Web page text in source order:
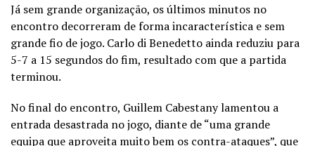
Já sem grande organização, os últimos minutos no
encontro decorreram de forma incaracterística e sem
grande fio de jogo. Carlo di Benedetto ainda reduziu para
5-7 a 15 segundos do fim, resultado com que a partida
terminou.
No final do encontro, Guillem Cabestany lamentou a
entrada desastrada no jogo, diante de “uma grande
equipa que aproveita muito bem os contra-ataques”, que